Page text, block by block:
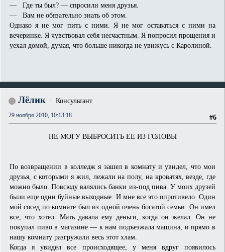
— Где ты был? — спросили меня друзья.
— Вам не обязательно знать об этом.
Однако я не мог пить с ними. Я не мог оставаться с ними на
вечеринке. Я чувствовал себя несчастным. Я попросил прощения и
уехал домой, думая, что больше никогда не увижусь с Каролиной.
Лёлик Консультант
#6
29 ноября 2010, 10:13:18
НЕ МОГУ ВЫБРОСИТЬ ЕЕ ИЗ ГОЛОВЫ
По возвращении в колледж я зашел в комнату и увидел, что мои
друзья, с которыми я жил, лежали на полу, на кроватях, везде, где
можно было. Повсюду валялись банки из-под пива. У моих друзей
были еще одни буйные выходные. И мне все это опротивело. Один
мой сосед по комнате был из одной очень богатой семьи. Он имел
все, что хотел. Мать давала ему деньги, когда он желал. Он не
покупал пиво в магазине — к нам подъезжала машина, и прямо в
нашу комнату разгружали весь этот хлам.
Когда я увидел все происходящее, у меня вдруг появилось